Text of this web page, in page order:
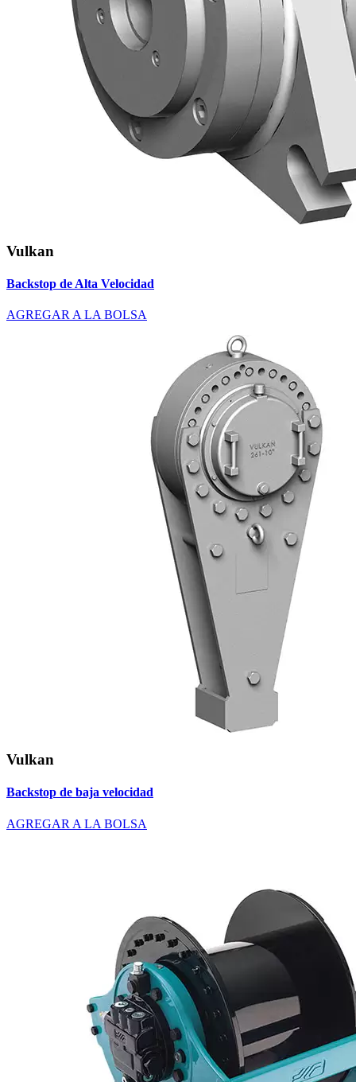
Vulkan
Backstop de Alta Velocidad
AGREGAR A LA BOLSA
Vulkan
Backstop de baja velocidad
AGREGAR A LA BOLSA